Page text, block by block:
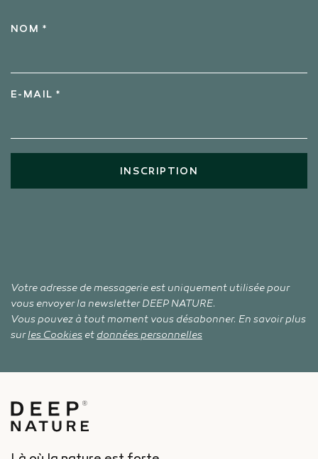
NOM *
E-MAIL *
INSCRIPTION
Votre adresse de messagerie est uniquement utilisée pour
vous envoyer la newsletter DEEP NATURE.
Vous pouvez à tout moment vous désabonner. En savoir plus
surles Cookies et données personnelles